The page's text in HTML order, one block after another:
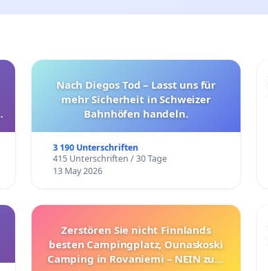
Nach Diegos Tod – Lasst uns für
mehr Sicherheit in Schweizer
Bahnhöfen handeln.
3 190 Unterschriften
415 Unterschriften / 30 Tage
13 May 2026
Zerstören Sie nicht Finnlands
besten Campingplatz, Ounaskoski
Camping in Rovaniemi – NEIN zum